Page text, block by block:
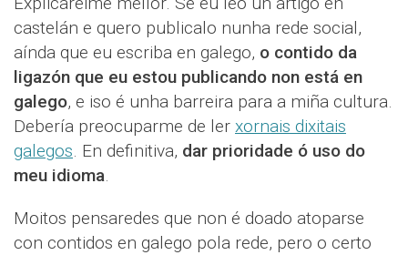
castelán e quero publicalo nunha rede social,
aínda que eu escriba en galego, o contido da
ligazón que eu estou publicando non está en
galego, e iso é unha barreira para a miña cultura.
Debería preocuparme de ler xornais dixitais
galegos. En definitiva, dar prioridade ó uso do
meu idioma.
Moitos pensaredes que non é doado atoparse
con contidos en galego pola rede, pero o certo